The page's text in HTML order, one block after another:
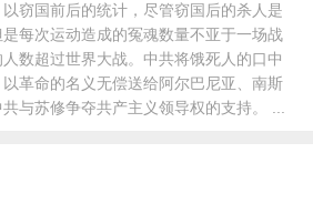
窃国前后的统计，尽管窃国后的杀人是
每次运动造成的冤魂数量不亚于一场战
数超过世界大战。中共将饿死人的口中
革命的名义无偿送给阿尔巴尼亚、南斯
与苏修争夺共产主义领导权的支持。 ...